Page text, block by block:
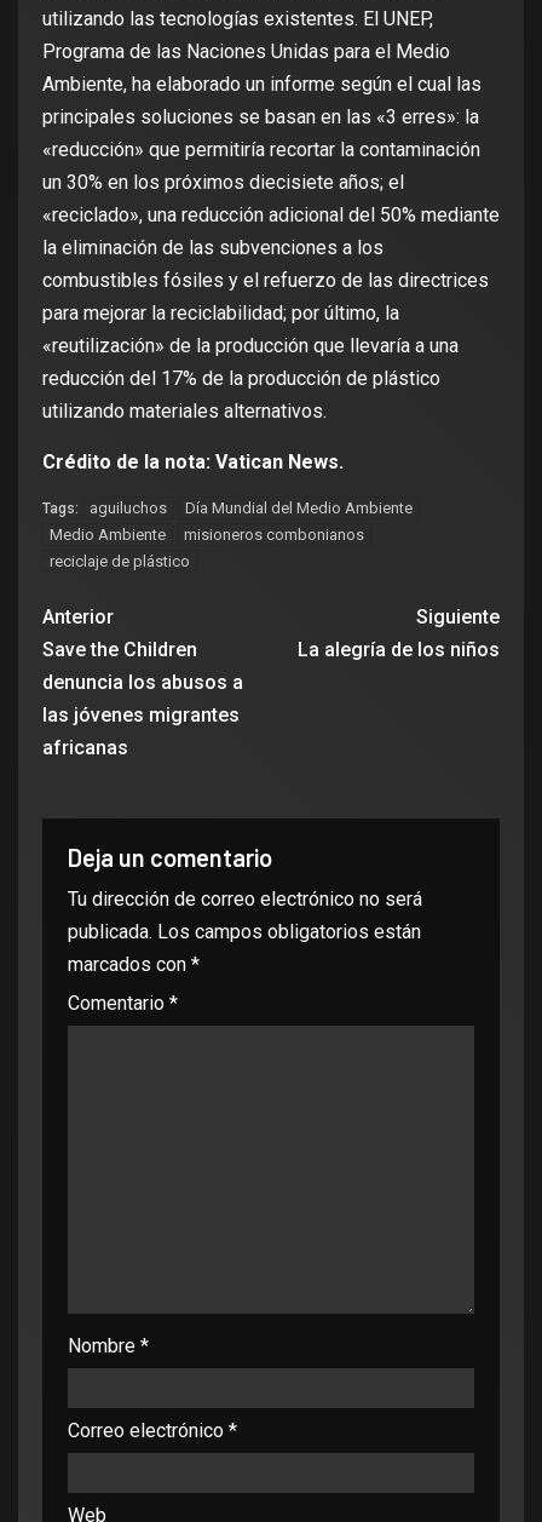
utilizando las tecnologías existentes. El UNEP,
Programa de las Naciones Unidas para el Medio
Ambiente, ha elaborado un informe según el cual las
principales soluciones se basan en las «3 erres»: la
«reducción» que permitiría recortar la contaminación
un 30% en los próximos diecisiete años; el
«reciclado», una reducción adicional del 50% mediante
la eliminación de las subvenciones a los
combustibles fósiles y el refuerzo de las directrices
para mejorar la reciclabilidad; por último, la
«reutilización» de la producción que llevaría a una
reducción del 17% de la producción de plástico
utilizando materiales alternativos.
Crédito de la nota: Vatican News.
Tags: aguiluchos
Día Mundial del Medio Ambiente
Medio Ambiente
misioneros combonianos
reciclaje de plástico
Anterior
Save the Children
denuncia los abusos a
las jóvenes migrantes
africanas
Siguiente
La alegría de los niños
Deja un comentario
Tu dirección de correo electrónico no será
publicada. Los campos obligatorios están
marcados con *
Comentario *
Nombre *
Correo electrónico *
Web